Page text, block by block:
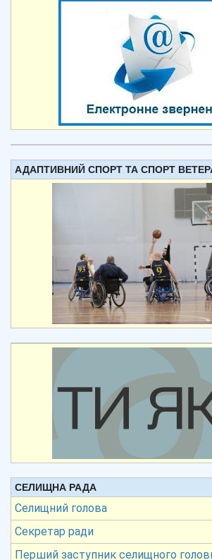
АДАПТИВНИЙ СПОРТ ТА СПОРТ
СЕЛИЩНА РАДА
Селищний голова
Секретар ради
Перший заступник селищного